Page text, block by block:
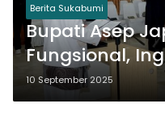
Berita Sukabumi
Bupati Asep
Fungsional,
Utama:
10 September 2025